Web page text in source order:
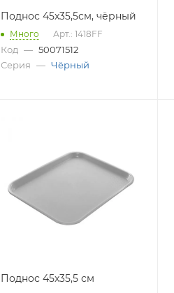
Поднос 45x35,5см, чёрный
Много Арт.: 1418FF
Код — 50071512
Серия — Чёрный
Поднос 45x35,5 см